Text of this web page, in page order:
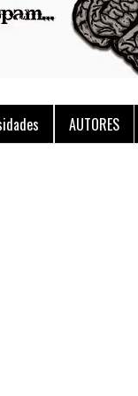
AUTORES